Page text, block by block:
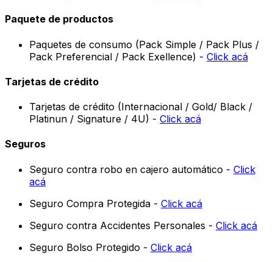
Paquete de productos
Paquetes de consumo (Pack Simple / Pack Plus /
Pack Preferencial / Pack Exellence) - Click acá
Tarjetas de crédito
Tarjetas de crédito (Internacional / Gold/ Black /
Platinun / Signature / 4U) - Click acá
Seguros
Seguro contra robo en cajero automático - Click
acá
Seguro Compra Protegida - Click acá
Seguro contra Accidentes Personales - Click acá
Seguro Bolso Protegido - Click acá